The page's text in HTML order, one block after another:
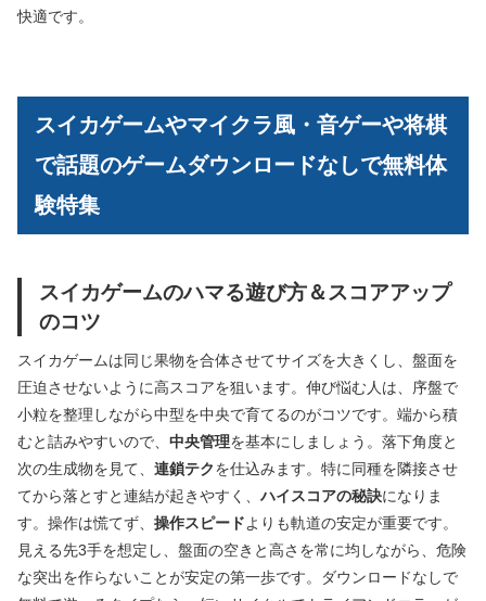
快適です。
スイカゲームやマイクラ風・音ゲーや将棋
で話題のゲームダウンロードなしで無料体
験特集
スイカゲームのハマる遊び方＆スコアアップ
のコツ
スイカゲームは同じ果物を合体させてサイズを大きくし、盤面を
圧迫させないように高スコアを狙います。伸び悩む人は、序盤で
小粒を整理しながら中型を中央で育てるのがコツです。端から積
むと詰みやすいので、 中央管理を基本にしましょう。落下角度と
次の生成物を見て、 連鎖テクを仕込みます。特に同種を隣接させ
てから落とすと連結が起きやすく、ハイスコアの秘訣になりま
す。操作は慌てず、 操作スピードよりも軌道の安定が重要です。
見える先3手を想定し、盤面の空きと高さを常に均しながら、危険
な突出を作らないことが安定の第一歩です。ダウンロードなしで